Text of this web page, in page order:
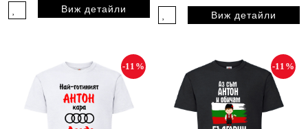
Виж детайли
Виж детайли
-11% -11%